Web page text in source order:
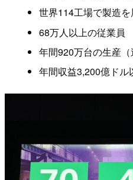
世界114工場で製造を
68万人以上の従業員
年間920万台の生産（
年間収益3,200億ドル